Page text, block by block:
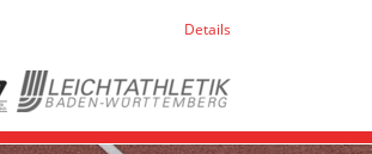
Details